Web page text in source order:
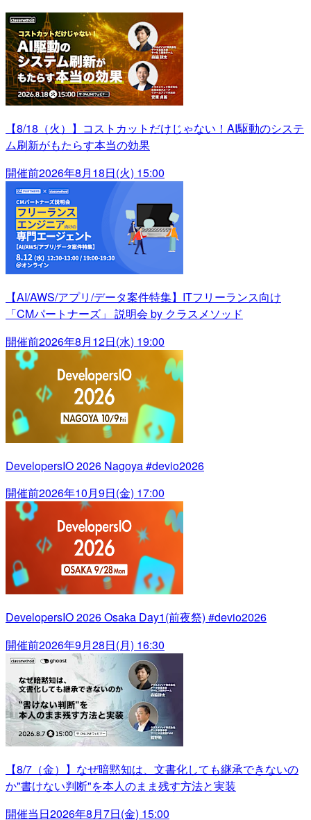
【8/18（火）】コストカットだけじゃない！AI駆動のシステ
ム刷新がもたらす本当の効果
開催前2026年8月18日(火) 15:00
【AI/AWS/アプリ/データ案件特集】ITフリーランス向け
「CMパートナーズ」 説明会 by クラスメソッド
開催前2026年8月12日(水) 19:00
DevelopersIO 2026 Nagoya #devio2026
開催前2026年10月9日(金) 17:00
DevelopersIO 2026 Osaka Day1(前夜祭) #devio2026
開催前2026年9月28日(月) 16:30
【8/7（金）】なぜ暗黙知は、文書化しても継承できないの
か"書けない判断"を本人のまま残す方法と実装
開催当日2026年8月7日(金) 15:00